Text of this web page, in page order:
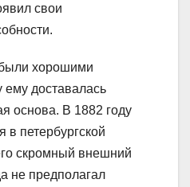
свои
хорошими
ему доставалась
основа. В 1882 году
в петербургской
скромный внешний
не предполагал